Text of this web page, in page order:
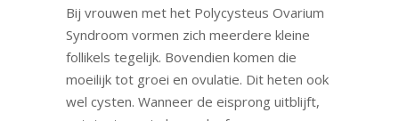
Bij vrouwen met het Polycysteus Ovarium
Syndroom vormen zich meerdere kleine
follikels tegelijk. Bovendien komen die
moeilijk tot groei en ovulatie. Dit heten ook
wel cysten. Wanneer de eisprong uitblijft,